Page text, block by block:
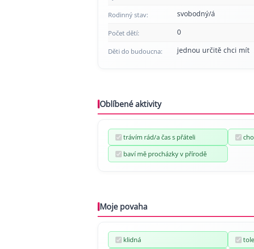
Rodinný stav: svobodný/á
Počet dětí: 0
Děti do budoucna: jednou určitě chci mít
Oblíbené aktivity
trávím rád/a čas s přáteli
baví mě procházky v přírodě
Moje povaha
klidná